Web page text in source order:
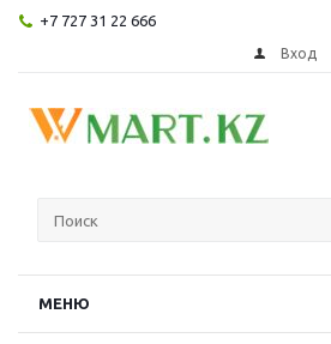
+7 727 31 22 666
Вход
МЕНЮ